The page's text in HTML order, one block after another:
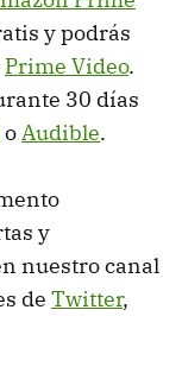
y podrás
Prime Video.
30 días
oAudible.
y
nuestro canal
de Twitter,